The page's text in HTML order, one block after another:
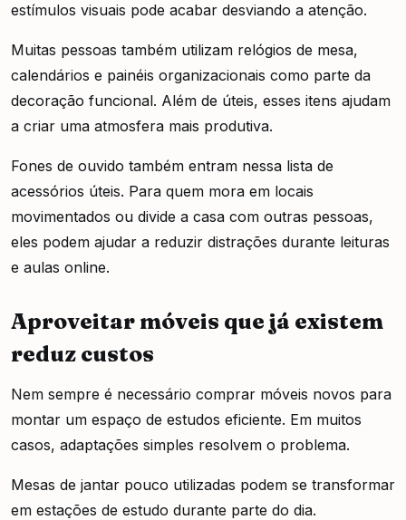
estímulos visuais pode acabar desviando a atenção.
Muitas pessoas também utilizam relógios de mesa,
calendários e painéis organizacionais como parte da
decoração funcional. Além de úteis, esses itens ajudam
a criar uma atmosfera mais produtiva.
Fones de ouvido também entram nessa lista de
acessórios úteis. Para quem mora em locais
movimentados ou divide a casa com outras pessoas,
eles podem ajudar a reduzir distrações durante leituras
e aulas online.
Aproveitar móveis que já existem
reduz custos
Nem sempre é necessário comprar móveis novos para
montar um espaço de estudos eficiente. Em muitos
casos, adaptações simples resolvem o problema.
Mesas de jantar pouco utilizadas podem se transformar
em estações de estudo durante parte do dia.